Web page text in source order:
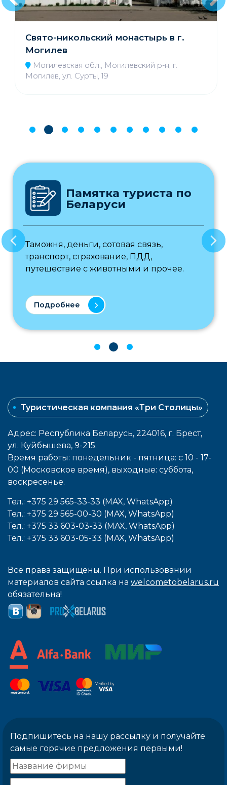
Свято-никольский монастырь в г.
Могилев
Могилевская обл., Могилевский р-н, г.
Могилев, ул. Сурты, 19
Памятка туриста по
Беларуси
Таможня, деньги, сотовая связь,
транспорт, страхование, ПДД,
путешествие с животными и прочее.
Подробнее
Туристическая компания «Три Столицы»
Адрес: Республика Беларусь, 224016, г. Брест,
ул. Куйбышева, 9-215.
Время работы: понедельник - пятница: с 10 - 17-
00 (Московское время), выходные: cуббота,
воcкресенье.
Тел.: +375 29 565-33-33 (MAX, WhatsApp)
Тел.: +375 29 565-00-30 (MAX, WhatsApp)
Тел.: +375 33 603-03-33 (MAX, WhatsApp)
Тел.: +375 33 603-05-33 (MAX, WhatsApp)
Все права защищены. При использовании
материалов сайта ссылка на welcometobelarus.ru
обязательна!
Подпишитесь на нашу рассылку и получайте
самые горячие предложения первыми!